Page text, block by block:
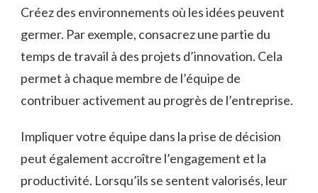
Créez des environnements où les idées peuvent
germer. Par exemple, consacrez une partie du
temps de travail à des projets d’innovation. Cela
permet à chaque membre de l’équipe de
contribuer activement au progrès de l’entreprise.
Impliquer votre équipe dans la prise de décision
peut également accroître l’engagement et la
productivité. Lorsqu’ils se sentent valorisés, leur